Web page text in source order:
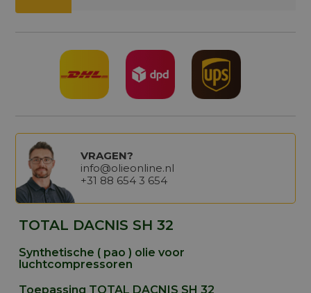
VRAGEN?
info@olieonline.nl
+31 88 654 3 654
TOTAL DACNIS SH 32
Synthetische ( pao ) olie voor
luchtcompressoren
Toepassing TOTAL DACNIS SH 32